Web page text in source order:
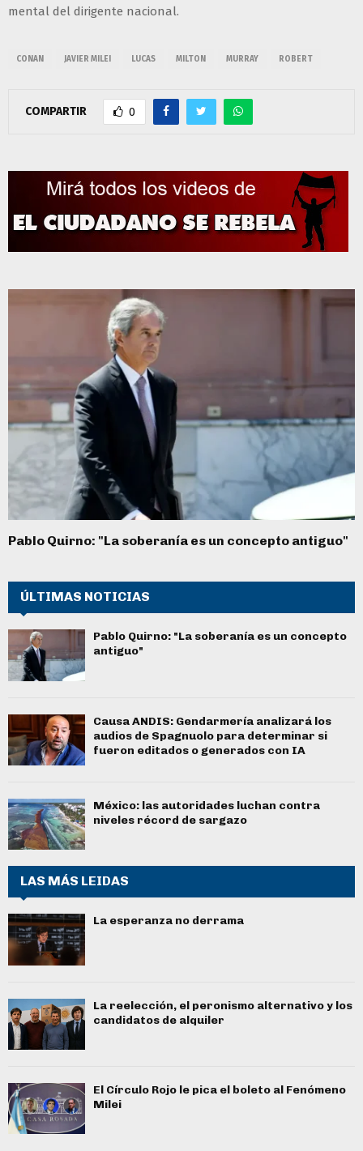
mental del dirigente nacional.
CONAN JAVIER MILEI LUCAS MILTON MURRAY ROBERT
COMPARTIR 0
Pablo Quirno: "La soberanía es un concepto antiguo"
ÚLTIMAS NOTICIAS
Pablo Quirno: "La soberanía es un concepto
antiguo"
Causa ANDIS: Gendarmería analizará los
audios de Spagnuolo para determinar si
fueron editados o generados con IA
México: las autoridades luchan contra
niveles récord de sargazo
LAS MÁS LEIDAS
La esperanza no derrama
La reelección, el peronismo alternativo y los
candidatos de alquiler
El Círculo Rojo le pica el boleto al Fenómeno
Milei